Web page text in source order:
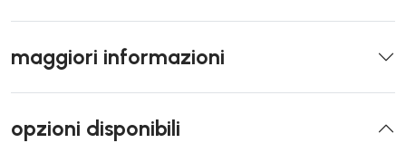
maggiori informazioni
opzioni disponibili